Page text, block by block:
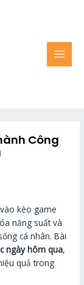
Công
kèo game
năng suất và
cá nhân. Bài
ngày hôm qua,
quả trong